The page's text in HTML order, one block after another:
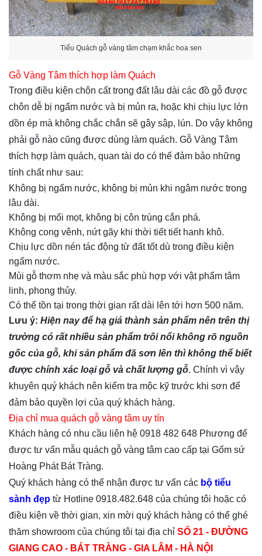
Tiểu Quách gỗ vàng tâm chạm khắc hoa sen
Gỗ Vàng Tâm thích hợp làm Quách
Trong điều kiện chôn cất trong đất lâu dài các đồ gỗ được
chôn dễ bị ngấm nước và bị mủn ra, hoặc khi chịu lực lớn
dồn ép mà không chắc chắn sẽ gây sập, lún. Do vậy không
phải gỗ nào cũng được dùng làm quách. Gỗ Vàng Tâm
thích hợp làm quách, quan tài do có thể đảm bảo những
tính chất như sau:
Không bị ngấm nước, không bị mủn khi ngâm nước trong
lâu dài.
Không bị mối mọt, không bị côn trùng cắn phá.
Không cong vênh, nứt gãy khi thời tiết tiết hanh khô.
Chịu lực dồn nén tác động từ đất tốt dù trong điều kiện
ngấm nước.
Mùi gỗ thơm nhẹ và màu sắc phù hợp với vật phẩm tâm
linh, phong thủy.
Có thể tồn tại trong thời gian rất dài lên tới hơn 500 năm.
Lưu ý: Hiện nay để hạ giá thành sản phẩm nên trên thị
trường có rất nhiều sản phẩm trôi nổi không rõ nguồn
gốc của gỗ, khi sản phẩm đã sơn lên thì không thể biết
được chính xác loại gỗ và chất lượng gỗ. Chính vì vậy
khuyên quý khách nên kiểm tra mộc kỹ trước khi sơn để
đảm bảo quyền lợi của quý khách hàng.
Địa chỉ mua quách gỗ vàng tâm uy tín
Khách hàng có nhu cầu liên hệ 0918 482 648 Phương để
được tư vấn mẫu quách gỗ vàng tâm cao cấp tại Gốm sứ
Hoàng Phát Bát Tràng.
Quý khách hàng có thể nhận được tư vấn các bộ tiểu
sành đẹp từ Hotline 0918.482.648 của chúng tôi hoặc có
điều kiện về thời gian, xin mời quý khách hàng có thể ghé
thăm showroom của chúng tôi tại địa chỉ SỐ 21 - ĐƯỜNG
GIANG CAO - BÁT TRÀNG - GIA LÂM - HÀ NỘI